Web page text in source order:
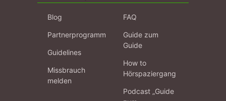
Blog
Partnerprogramm
Guidelines
Missbrauch
melden
FAQ
Guide zum
Guide
How to
Hörspaziergang
Podcast „Guide